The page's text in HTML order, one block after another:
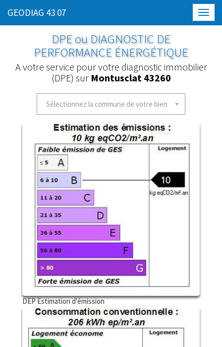
GEODIAG 43 07
DPE ou DIAGNOSTIC DE
PERFORMANCE ÉNERGÉTIQUE
A votre service pour votre diagnostic immobilier
(DPE) sur Montusclat 43260
Sélectionnez la commune de votre bien
DEP Estimation d'émission